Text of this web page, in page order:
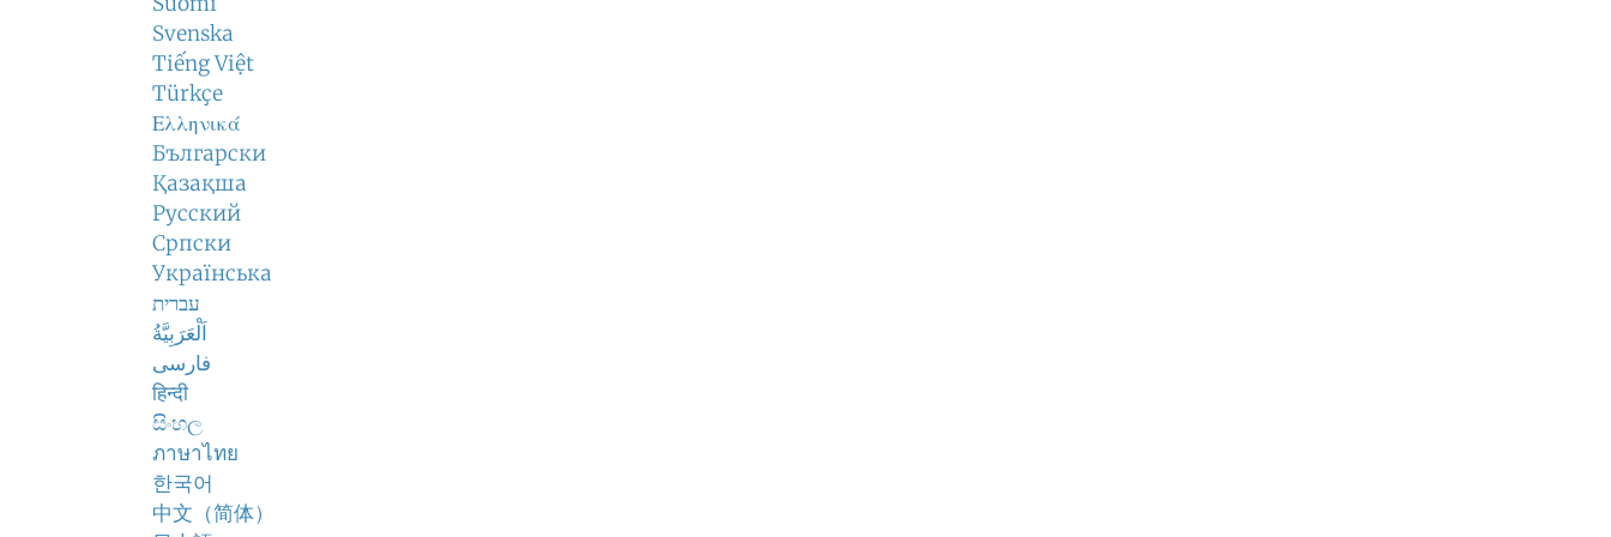
Svenska
Tiếng Việt
Türkçe
Ελληνικά
Български
Қазақша
Русский
Српски
Українська
עברית
اَلْعَرَبِيَّةُ
فارسی
हिन्दी
සිංහල
ภาษาไทย
한국어
中文（简体）